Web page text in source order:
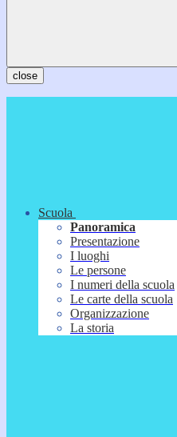
close
Scuola
Panoramica
Presentazione
I luoghi
Le persone
I numeri della scuola
Le carte della scuola
Organizzazione
La storia